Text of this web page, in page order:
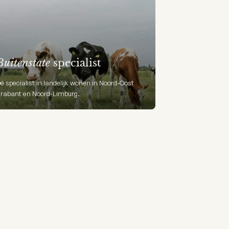
specialist
specialist in landelijk wonen in Noord-Oost
en Noord-Limburg.